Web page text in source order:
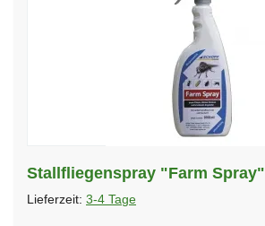
Stallfliegenspray "Farm Spray"
Lieferzeit: 3-4 Tage